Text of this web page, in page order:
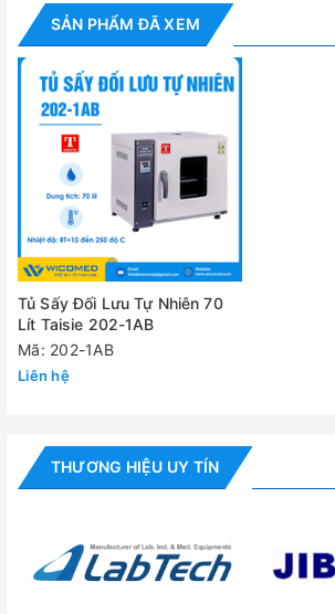
buồng (WxDxH)
500 x 350 x 450 mm
(WxDxH)
910x640x810 mm
Khối lượng 45kg/ 50kg
Cung cấp bao gồm:
✅Tủ sấy 202-1AB
✅ Bộ phụ kiện tiêu chuẩn
✅ Hướng dẫn sử dụng
Đánh giá
SẢN PHẨM ĐÃ XEM
Tủ Sấy Đối Lưu Tự Nhiên 70
Lít Taisie 202-1AB
Mã: 202-1AB
Liên hệ
THƯƠNG HIỆU UY TÍN